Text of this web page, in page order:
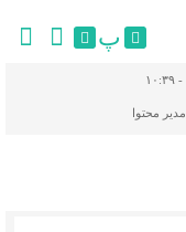
پ
مدیر محتوا